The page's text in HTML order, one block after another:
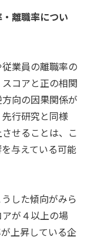
離職率につい
業員の離職率の
コアと正の相関
向の因果関係が
行研究と同様
せることは、こ
与えている可能
した傾向がみら
が４以上の場
上昇している企